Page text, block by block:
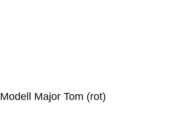
Modell Major Tom (rot)